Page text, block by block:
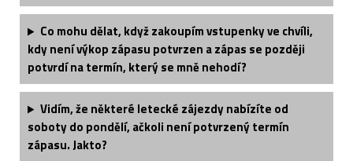
Co mohu dělat, když zakoupím vstupenky ve chvíli,
kdy není výkop zápasu potvrzen a zápas se později
potvrdí na termín, který se mně nehodí?
Vidím, že některé letecké zájezdy nabízíte od
soboty do pondělí, ačkoli není potvrzený termín
zápasu. Jakto?